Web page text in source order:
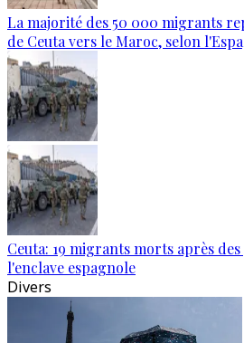
La majorité des 50 000 migrants
de Ceuta vers le Maroc, selon
Ceuta: 19 migrants morts après des
l'enclave espagnole
Divers